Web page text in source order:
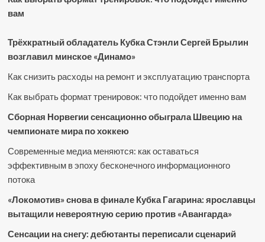
вам
Трёхкратный обладатель Кубка Стэнли Сергей Брылин
возглавил минское «Динамо»
Как снизить расходы на ремонт и эксплуатацию транспорта
Как выбрать формат тренировок: что подойдет именно вам
Сборная Норвегии сенсационно обыграла Швецию на
чемпионате мира по хоккею
Современные медиа меняются: как оставаться
эффективным в эпоху бесконечного информационного
потока
«Локомотив» снова в финале Кубка Гагарина: ярославцы
вытащили невероятную серию против «Авангарда»
Сенсации на снегу: дебютанты переписали сценарий